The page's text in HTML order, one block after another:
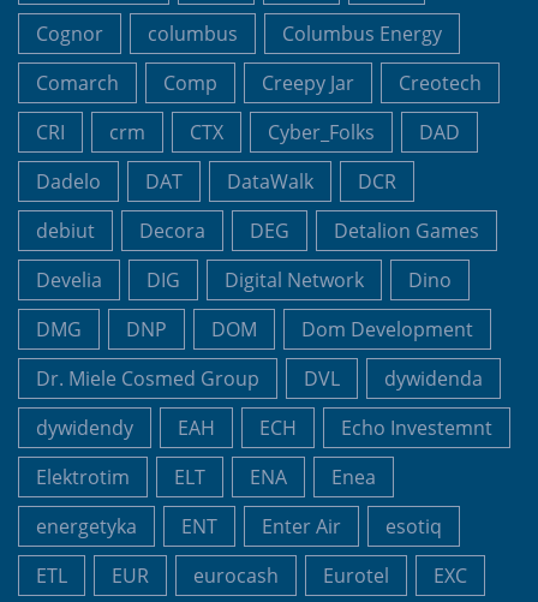
Cognor
columbus
Columbus Energy
Comarch
Comp Creepy Jar
Creotech
CRI
crm CTX Cyber_Folks
DAD
Dadelo
DAT DataWalk
DCR
debiut
Decora DEG
Detalion Games
Develia
DIG Digital Network
Dino
DMG
DNP DOM
Dom Development
Dr. Miele Cosmed Group
DVL
dywidenda
dywidendy
EAH ECH
Echo Investemnt
Elektrotim
ELT ENA
Enea
energetyka
ENT Enter Air
esotiq
ETL
EUR eurocash Eurotel
EXC